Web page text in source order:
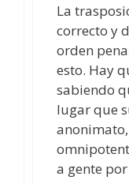
La
correcto y
orden
esto. Hay
sabiendo
lugar que
a gente